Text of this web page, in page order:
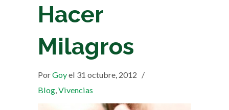
Hacer
Milagros
PorGoyel 31 octubre, 2012 /
Blog,Vivencias